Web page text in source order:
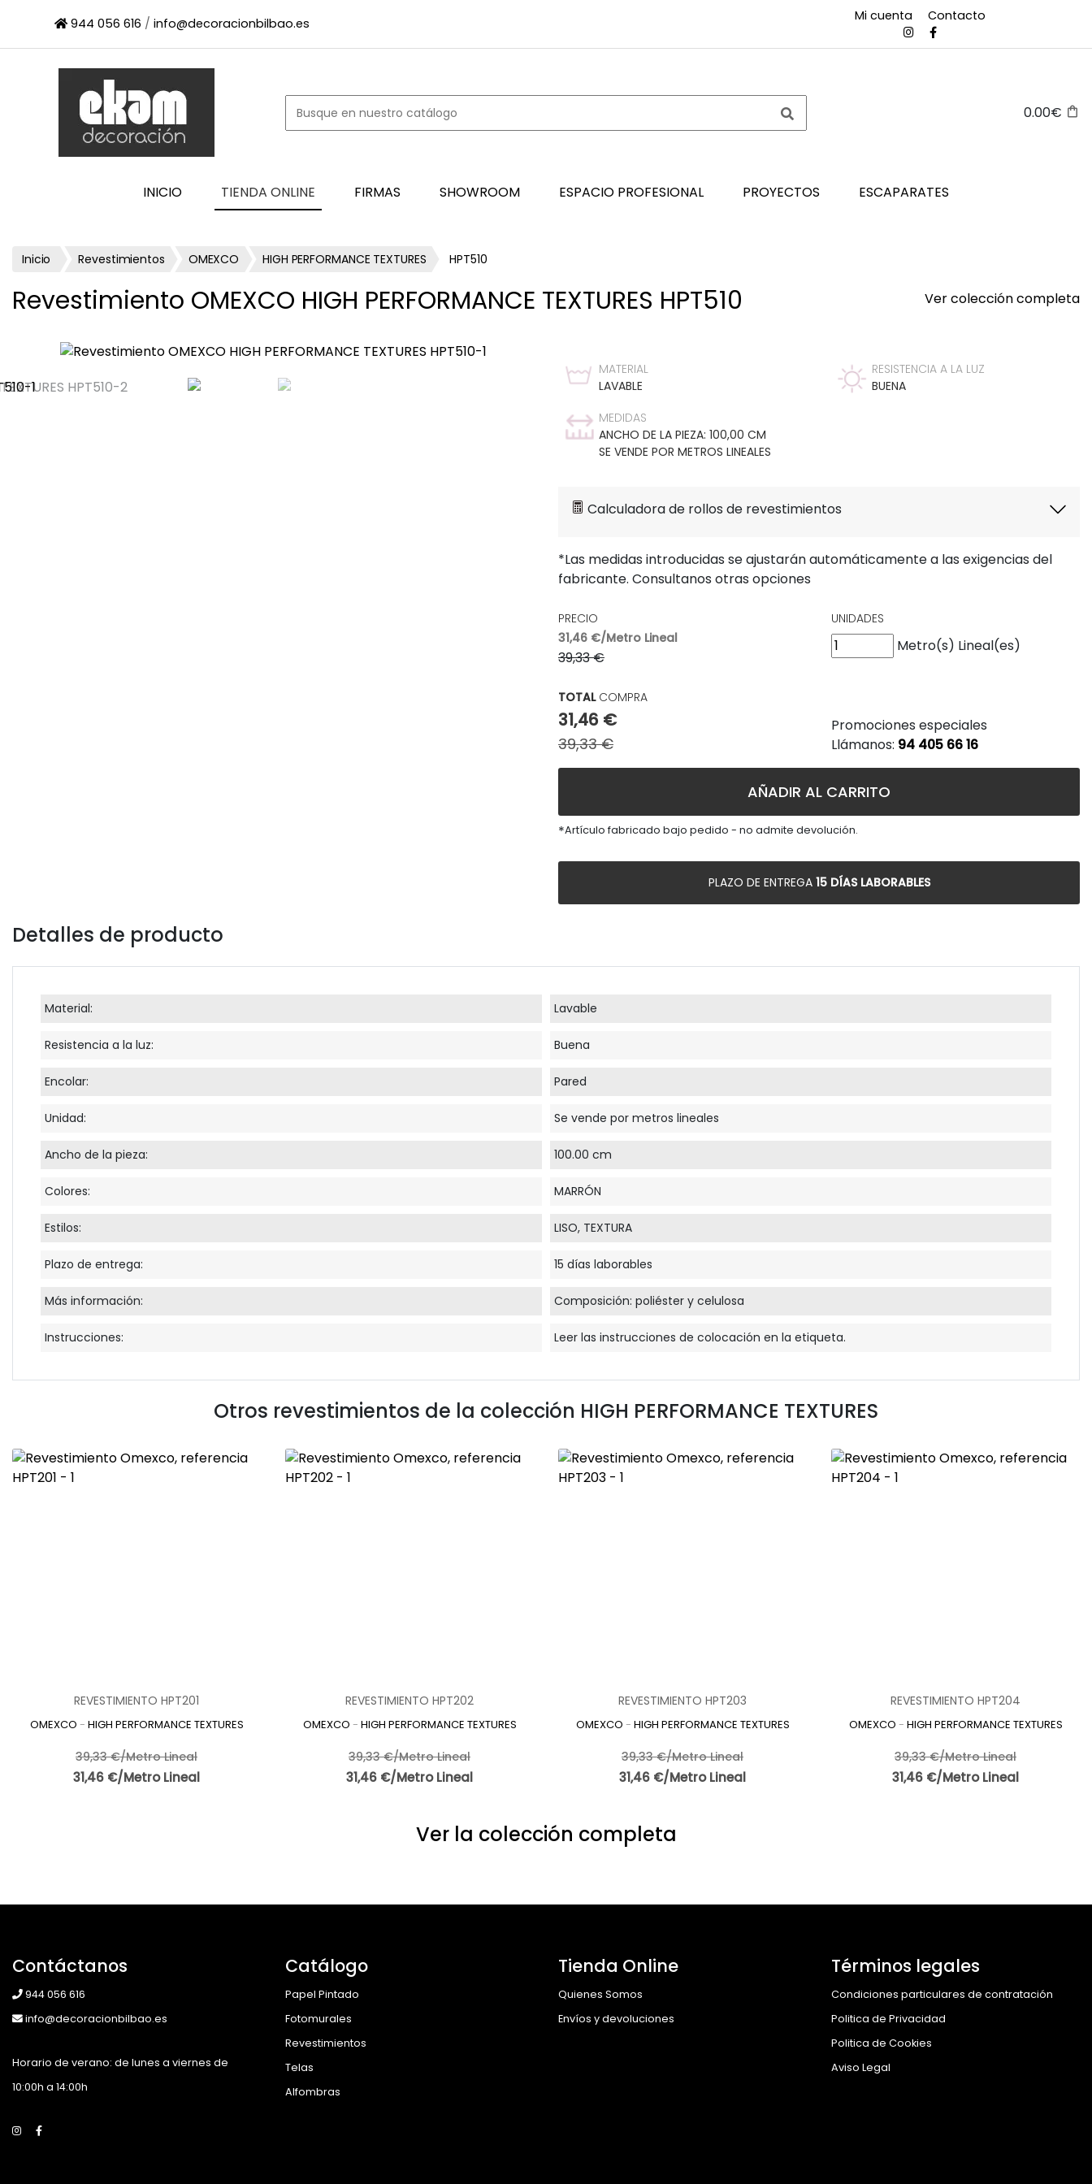
944 056 616 / info@decoracionbilbao.es
Mi cuenta Contacto
0.00€
INICIO TIENDA ONLINE FIRMAS SHOWROOM ESPACIO PROFESIONAL PROYECTOS ESCAPARATES
INICIO
SHOWROOM
ESCAPARATES
CONTACTO
Inicio Revestimientos OMEXCO HIGH PERFORMANCE TEXTURES HPT510
Revestimiento OMEXCO HIGH PERFORMANCE TEXTURES HPT510 Ver colección completa
MATERIAL
LAVABLE
RESISTENCIA A LA LUZ
BUENA
MEDIDAS
ANCHO DE LA PIEZA: 100,00 CM
SE VENDE POR METROS LINEALES
Calculadora de rollos de revestimientos
*Las medidas introducidas se ajustarán automáticamente a las exigencias del
fabricante. Consultanos otras opciones
PRECIO
31,46 €/Metro Lineal
39,33 €
UNIDADES
Metro(s) Lineal(es)
TOTALCOMPRA
31,46 €
39,33 €
Promociones especiales
Llámanos: 94 405 66 16
AÑADIR AL CARRITO
*Artículo fabricado bajo pedido - no admite devolución.
PLAZO DE ENTREGA 15 DÍAS LABORABLES
Detalles de producto
Material: Lavable
Resistencia a la luz: Buena
Encolar: Pared
Unidad: Se vende por metros lineales
Ancho de la pieza: 100.00 cm
Colores: MARRÓN
Estilos: LISO, TEXTURA
Plazo de entrega: 15 días laborables
Más información: Composición: poliéster y celulosa
Instrucciones: Leer las instrucciones de colocación en la etiqueta.
Otros revestimientos de la colección HIGH PERFORMANCE TEXTURES
REVESTIMIENTO HPT201
OMEXCO - HIGH PERFORMANCE TEXTURES
39,33 €/Metro Lineal
31,46 €/Metro Lineal
REVESTIMIENTO HPT202
OMEXCO - HIGH PERFORMANCE TEXTURES
39,33 €/Metro Lineal
31,46 €/Metro Lineal
REVESTIMIENTO HPT203
OMEXCO - HIGH PERFORMANCE TEXTURES
39,33 €/Metro Lineal
31,46 €/Metro Lineal
REVESTIMIENTO HPT204
OMEXCO - HIGH PERFORMANCE TEXTURES
39,33 €/Metro Lineal
31,46 €/Metro Lineal
Ver la colección completa
Contáctanos
944 056 616
info@decoracionbilbao.es
Horario de verano: de lunes a viernes de
10:00h a 14:00h
Catálogo
Papel Pintado
Fotomurales
Revestimientos
Telas
Alfombras
Tienda Online
Quienes Somos
Envíos y devoluciones
Términos legales
Condiciones particulares de contratación
Politica de Privacidad
Politica de Cookies
Aviso Legal